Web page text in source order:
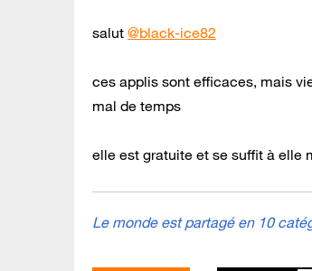
salut @black-ice82
ces applis sont efficaces, mais
mal de temps
elle est gratuite et se suffit à elle
Le monde est partagé en 10